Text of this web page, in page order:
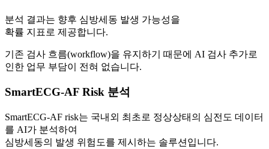
분석 결과는 향후 심방세동 발생 가능성을
확률 지표로 제공합니다.
기존 검사 흐름(workflow)을 유지하기 때문에 AI 검사 추가로
인한 업무 부담이 전혀 없습니다.
SmartECG-AF Risk 분석
SmartECG-AF risk는 국내외 최초로 정상상태의 심전도 데이터
를 AI가 분석하여
심방세동의 발생 위험도를 제시하는 솔루션입니다.